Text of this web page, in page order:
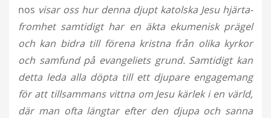
nos visar oss hur denna djupt katolska Jesu hjärta-
fromhet samtidigt har en äkta ekumenisk prägel
och kan bidra till förena kristna från olika kyrkor
och samfund på evangeliets grund. Samtidigt kan
detta leda alla döpta till ett djupare engagemang
för att tillsammans vittna om Jesu kärlek i en värld,
där man ofta längtar efter den djupa och sanna